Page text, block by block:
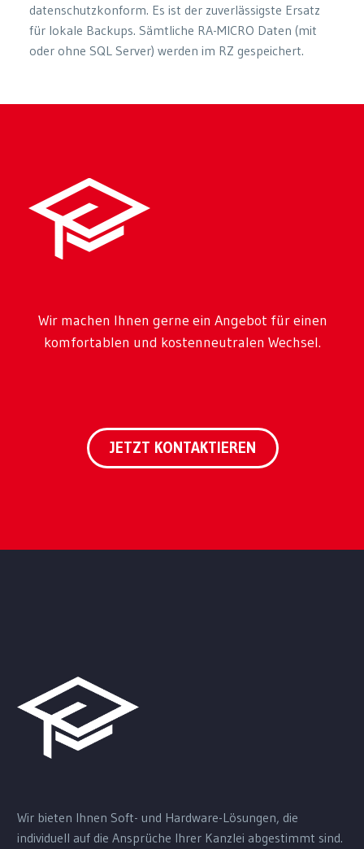
datenschutzkonform. Es ist der zuverlässigste Ersatz
für lokale Backups. Sämtliche RA-MICRO Daten (mit
oder ohne SQL Server) werden im RZ gespeichert.
Wir machen Ihnen gerne ein Angebot für einen
komfortablen und kostenneutralen Wechsel.
JETZT KONTAKTIEREN
Wir bieten Ihnen Soft- und Hardware-Lösungen, die
individuell auf die Ansprüche Ihrer Kanzlei abgestimmt sind.